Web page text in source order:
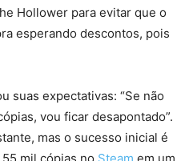
Hollower para evitar que o
esperando descontos, pois
suas expectativas: “Se não
vou ficar desapontado”.
mas o sucesso inicial é